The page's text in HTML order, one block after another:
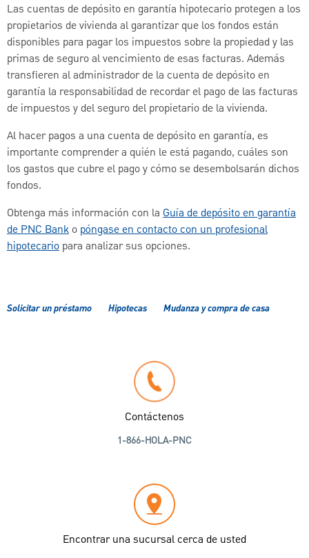
Las cuentas de depósito en garantía hipotecario protegen a los
propietarios de vivienda al garantizar que los fondos están
disponibles para pagar los impuestos sobre la propiedad y las
primas de seguro al vencimiento de esas facturas. Además
transfieren al administrador de la cuenta de depósito en
garantía la responsabilidad de recordar el pago de las facturas
de impuestos y del seguro del propietario de la vivienda.
Al hacer pagos a una cuenta de depósito en garantía, es
importante comprender a quién le está pagando, cuáles son
los gastos que cubre el pago y cómo se desembolsarán dichos
fondos.
Obtenga más información con la Guía de depósito en garantía
de PNC Bank o póngase en contacto con un profesional
hipotecario para analizar sus opciones.
Solicitar un préstamo Hipotecas Mudanza y compra de casa
Contáctenos
1-866-HOLA-PNC
Encontrar una sucursal cerca de usted